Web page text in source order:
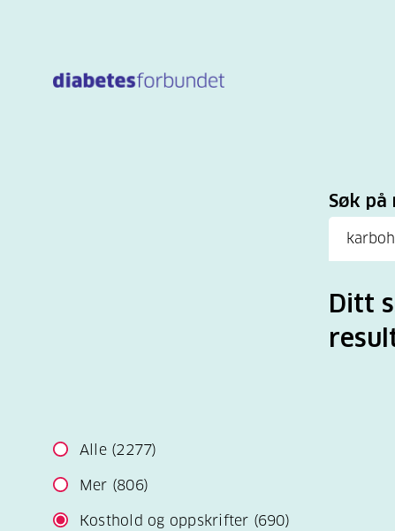
Søk
Ditt
Alle (2277)
Mer (806)
Kosthold og oppskrifter (690)